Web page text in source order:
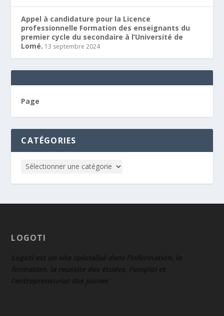
Appel à candidature pour la Licence
professionnelle Formation des enseignants du
premier cycle du secondaire à l’Université de
Lomé. 13 septembre 2024
Page
CATÉGORIES
LOGOTI